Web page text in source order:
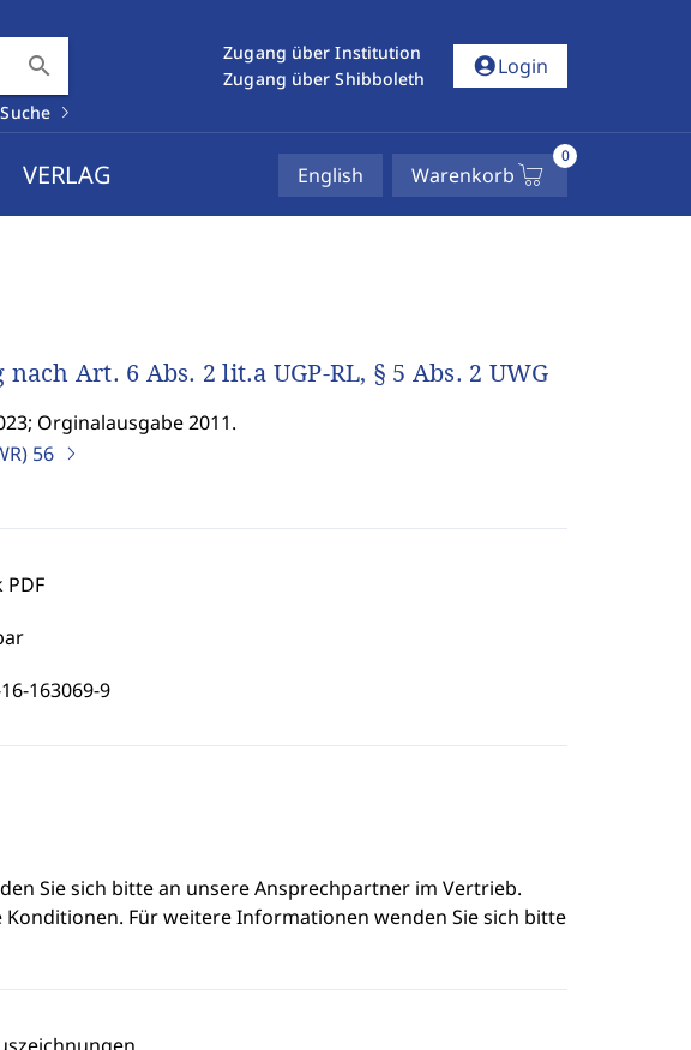
search
Zugang über Institution
Zugang über Shibboleth
account_circleLogin
VERLAG English Warenkorb
0
Art. 6 Abs. 2 lit.a UGP-RL, § 5 Abs. 2 UWG
Orginalausgabe 2011.
56
PDF
163069-9
Sie sich bitte an unsere Ansprechpartner im Vertrieb.
Für weitere Informationen wenden Sie sich bitte